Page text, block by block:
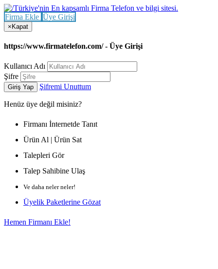
Firma Ekle Üye Girişi
× Kapat
https://www.firmatelefon.com/ - Üye Girişi
Kullanıcı Adı
Şifre
Giriş Yap Şifremi Unuttum
Henüz üye değil misiniz?
Firmanı İnternetde Tanıt
Ürün Al | Ürün Sat
Talepleri Gör
Talep Sahibine Ulaş
Ve daha neler neler!
Üyelik Paketlerine Gözat
Hemen Firmanı Ekle!